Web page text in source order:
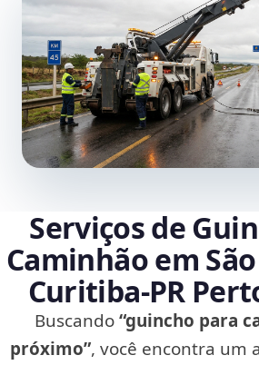
Serviços de
Caminhão em
Curitiba‑PR
Buscando“guincho para
próximo”, você encontra um